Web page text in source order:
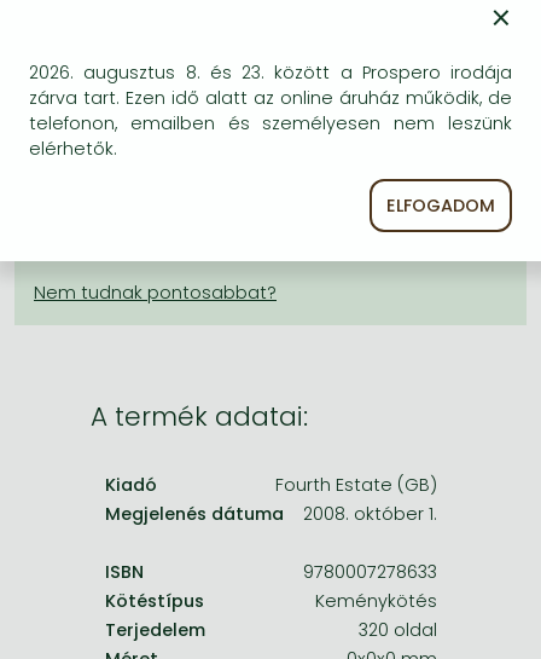
One-Punch Man manga
BESZEREZHETŐSÉG
Bizonytalan a beszerezhetőség. Érdemes még
egyszer keresni szerzővel és címmel. Ha nem talál
A termék adatai:
Kiadó
Fourth Estate (GB)
Megjelenés dátuma
2008. október 1.
ISBN
9780007278633
Kötéstípus
Keménykötés
Terjedelem
320 oldal
×
2026. augusztus 8. és 23. között a Prospero irodája
zárva tart. Ezen idő alatt az online áruház működik, de
telefonon, emailben és személyesen nem leszünk
elérhetők.
ELFOGADOM